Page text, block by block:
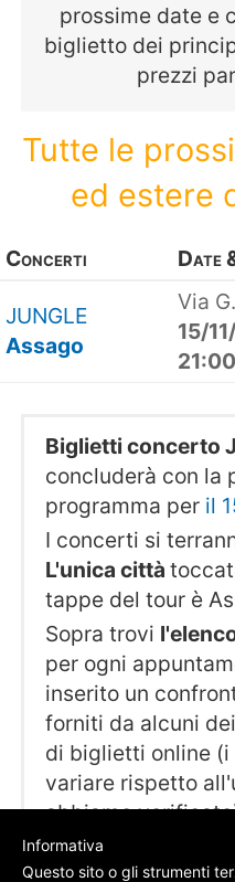
prossime date e
biglietto dei
prezzi
Tutte le
ed estere
Concerti Date
JUNGLE
Assago
Via
15/
21:00
Biglietti concerto
concluderà con la
programma per il
I concerti si
L'unica città
tappe del tour è
Sopra trovi
per ogni
inserito un
forniti da alcuni
di biglietti online
variare rispetto
abbiamo
Informativa
Questo sito o gli strumenti